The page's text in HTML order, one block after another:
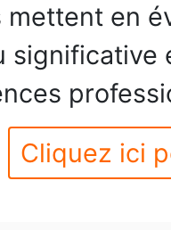
mettent en
significative
Cliquez ici